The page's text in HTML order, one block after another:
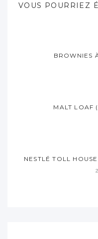
VOUS POURRIEZ
BROWNIES
MALT LOAF
NESTLÉ TOLL